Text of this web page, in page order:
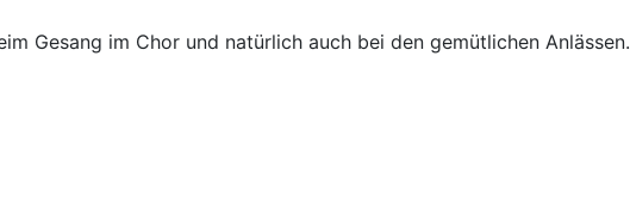
Gesang im Chor und natürlich auch bei den gemütlichen Anlässen.